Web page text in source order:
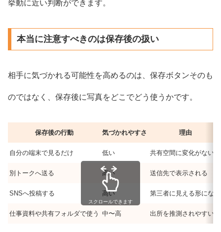
挙動に近い判断ができます。
本当に注意すべきのは保存後の扱い
相手に気づかれる可能性を高めるのは、保存ボタンそのも
のではなく、保存後に写真をどこでどう使うかです。
保存後の行動 気づかれやすさ 理由
自分の端末で見るだけ 低い 共有空間に変化がない
別トークへ送る 高い 送信先で表示される
SNSへ投稿する 高い 第三者に見える形になる
仕事資料や共有フォルダで使う 中〜高 出所を推測されやすい
スクロールできます